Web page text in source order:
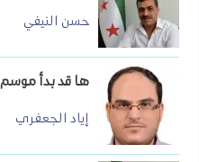
حسن النيفي
ها قد بدأ موسم
إياد الجعفري